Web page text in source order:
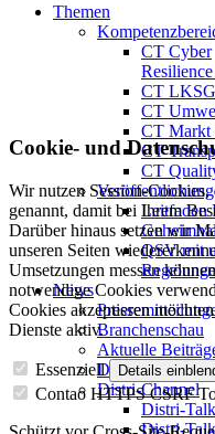
Themen
CT Cyber
CT LKSG
CT
CT
CT
CT
Leitfaden
QSV mit
News
Branchenschau
Aktuelle
Dossier – 20
Distri-Channel
Distri-
Distri-
Cookie- und
Wir nutzen Session-
genannt, damit bei Ihrem
Darüber hinaus setzen wir
unseren Seiten
Umsetzungen messen
notwendige Cookies
Cookies akzeptieren
Dienste aktiv.
Essenziell Details
Contao HTTPS CSRF